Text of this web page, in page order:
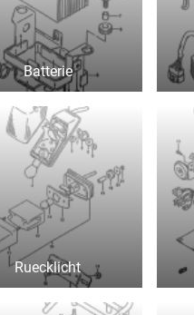
Batterie
Ruecklicht